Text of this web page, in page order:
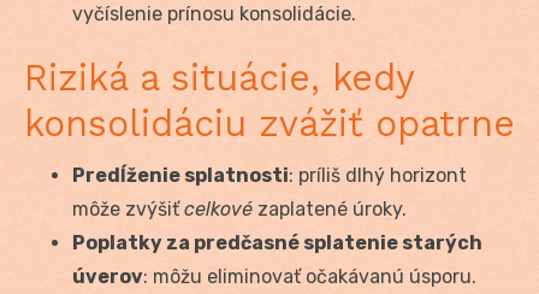
vyčíslenie prínosu konsolidácie.
Riziká a situácie, kedy
konsolidáciu zvážiť opatrne
Predĺženie splatnosti: príliš dlhý horizont
môže zvýšiťcelkové zaplatené úroky.
Poplatky za predčasné splatenie starých
úverov: môžu eliminovať očakávanú úsporu.